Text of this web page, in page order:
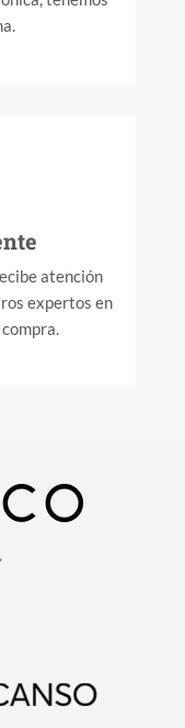
atención
expertos en